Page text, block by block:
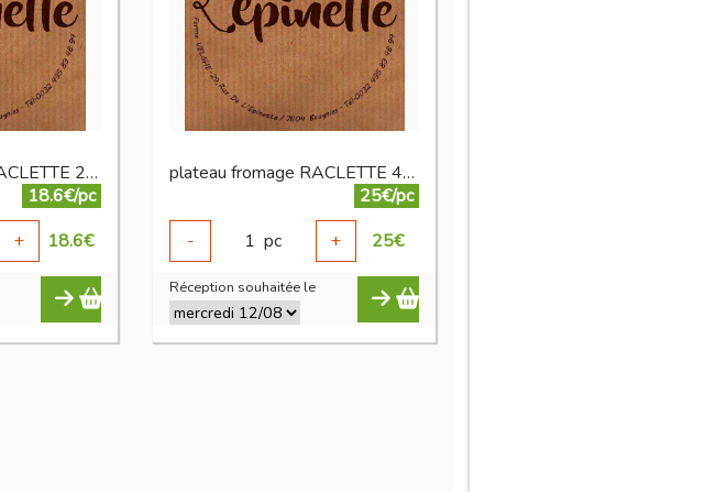
plateau fromage RACLETTE 2 personnes
18.6€/pc
+ 18.6€
plateau fromage RACLETTE 4 personnes
25€/pc
-
1 pc + 25€
Réception souhaitée le